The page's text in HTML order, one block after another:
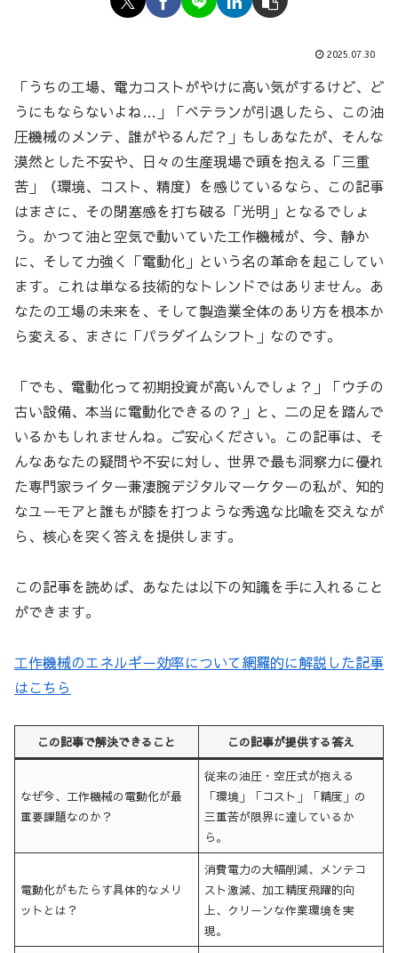
2025.07.30
「うちの工場、電力コストがやけに高い気がするけど、ど
うにもならないよね…」「ベテランが引退したら、この油
圧機械のメンテ、誰がやるんだ？」もしあなたが、そんな
漠然とした不安や、日々の生産現場で頭を抱える「三重
苦」（環境、コスト、精度）を感じているなら、この記事
はまさに、その閉塞感を打ち破る「光明」となるでしょ
う。かつて油と空気で動いていた工作機械が、今、静か
に、そして力強く「電動化」という名の革命を起こしてい
ます。これは単なる技術的なトレンドではありません。あ
なたの工場の未来を、そして製造業全体のあり方を根本か
ら変える、まさに「パラダイムシフト」なのです。
「でも、電動化って初期投資が高いんでしょ？」「ウチの
古い設備、本当に電動化できるの？」と、二の足を踏んで
いるかもしれませんね。ご安心ください。この記事は、そ
んなあなたの疑問や不安に対し、世界で最も洞察力に優れ
た専門家ライター兼凄腕デジタルマーケターの私が、知的
なユーモアと誰もが膝を打つような秀逸な比喩を交えなが
ら、核心を突く答えを提供します。
この記事を読めば、あなたは以下の知識を手に入れること
ができます。
工作機械のエネルギー効率について網羅的に解説した記事
はこちら
この記事で解決できること この記事が提供する答え
なぜ今、工作機械の電動化が最
重要課題なのか？
従来の油圧・空圧式が抱える
「環境」「コスト」「精度」の
三重苦が限界に達しているか
ら。
電動化がもたらす具体的なメリ
ットとは？
消費電力の大幅削減、メンテコ
スト激減、加工精度飛躍的向
上、クリーンな作業環境を実
現。